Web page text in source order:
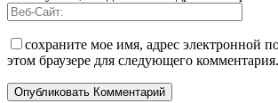
сохраните мое имя, адрес электронной
этом браузере для следующего комментария.